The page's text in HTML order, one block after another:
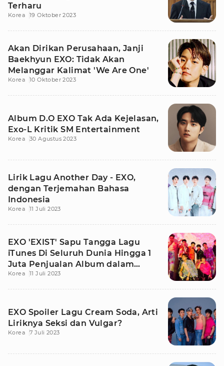
Terharu
Korea 19 Oktober 2023
Akan Dirikan Perusahaan, Janji
Baekhyun EXO: Tidak Akan
Melanggar Kalimat 'We Are One'
Korea 10 Oktober 2023
Album D.O EXO Tak Ada Kejelasan,
Exo-L Kritik SM Entertainment
Korea 30 Agustus 2023
Lirik Lagu Another Day - EXO,
dengan Terjemahan Bahasa
Indonesia
Korea 11 Juli 2023
EXO 'EXIST' Sapu Tangga Lagu
iTunes Di Seluruh Dunia Hingga 1
Juta Penjualan Album dalam
Sehari
Korea 11 Juli 2023
EXO Spoiler Lagu Cream Soda, Arti
Liriknya Seksi dan Vulgar?
Korea 7 Juli 2023